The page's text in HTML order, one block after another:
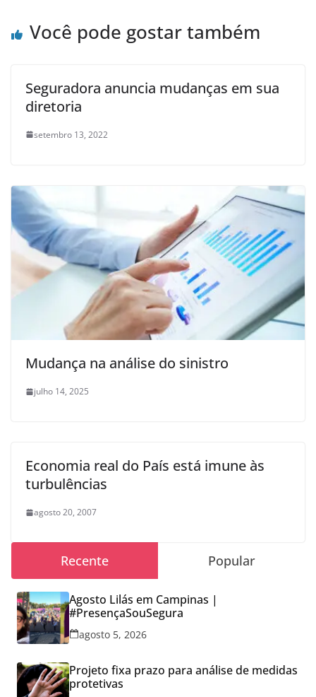
Você pode gostar também
Seguradora anuncia mudanças em sua
diretoria
setembro 13, 2022
Mudança na análise do sinistro
julho 14, 2025
Economia real do País está imune às
turbulências
agosto 20, 2007
Recente Popular
Agosto Lilás em Campinas |
#PresençaSouSegura
agosto 5, 2026
Projeto fixa prazo para análise de medidas
protetivas